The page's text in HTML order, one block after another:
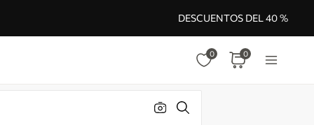
DESCUENTOS DEL 40 %
0 0